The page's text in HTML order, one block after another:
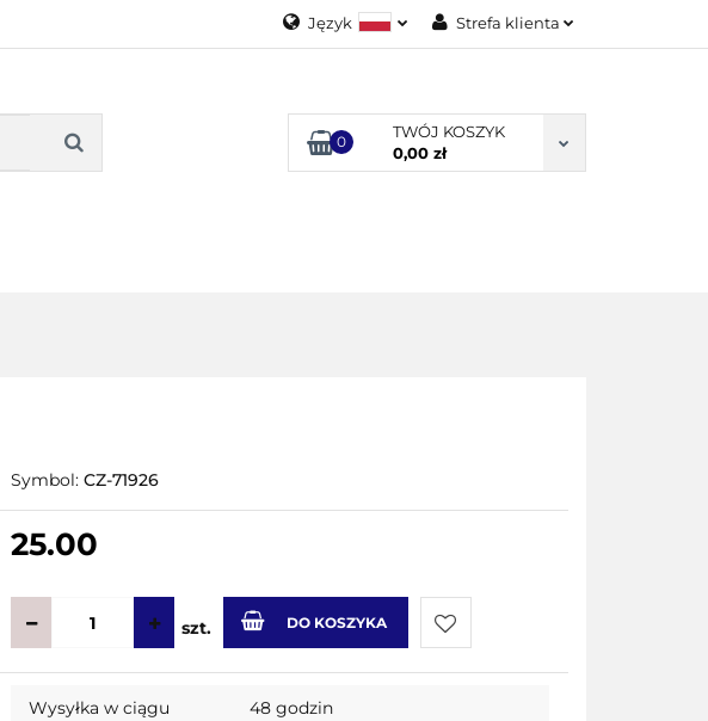
Język
English
Strefa klienta
Załóż konto
Dodaj zgłoszenie
0
TWÓJ KOSZYK
0,00 zł
Symbol:CZ-71926
25.00
szt. DO KOSZYKA
Do
Wysyłka w ciągu 48 godzin